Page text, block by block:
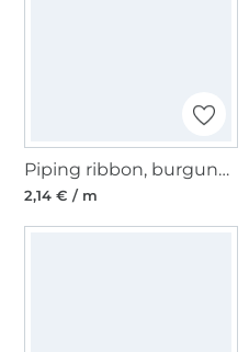
Piping ribbon, burgundy
2,14 € / m